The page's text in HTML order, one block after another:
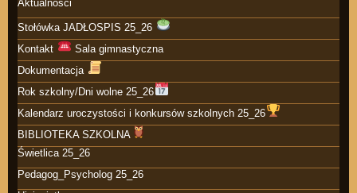
Aktualności
Stołówka JADŁOSPIS 25_26
Kontakt
Sala gimnastyczna
Dokumentacja
Rok szkolny/Dni wolne 25_26
Kalendarz uroczystości i konkursów szkolnych 25_26
BIBLIOTEKA SZKOLNA
Świetlica 25_26
Pedagog_Psycholog 25_26